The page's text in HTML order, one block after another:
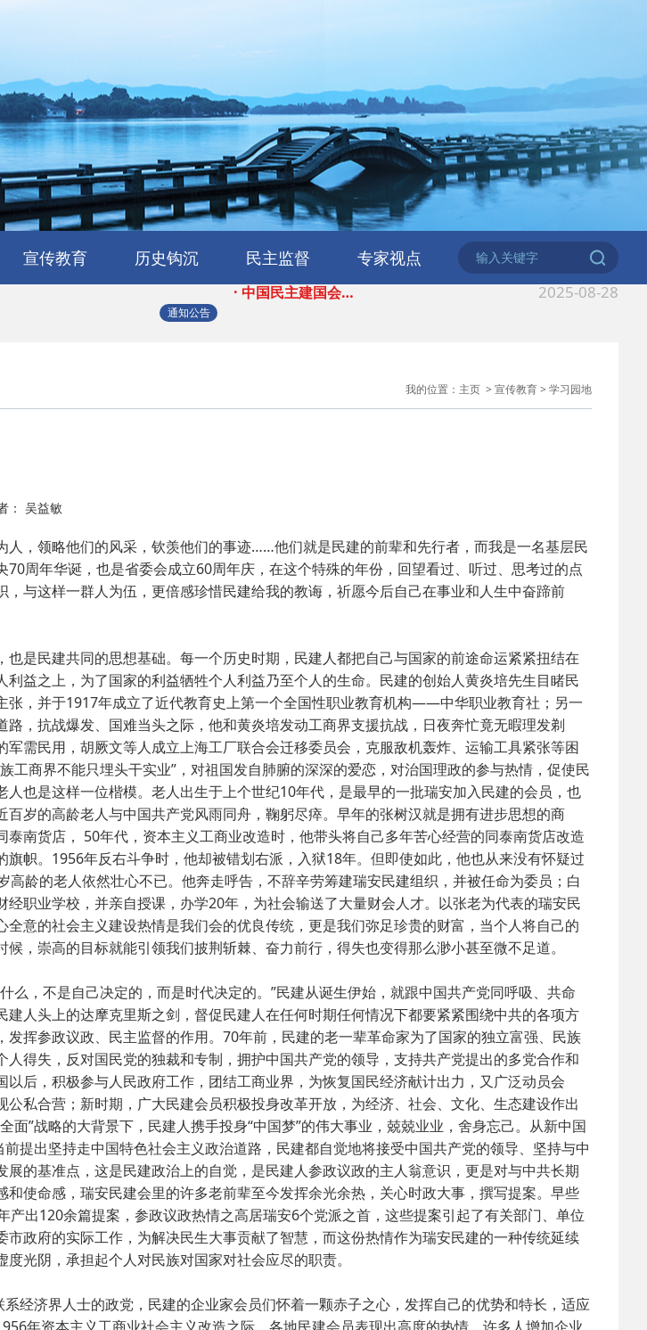
宣传教育 历史钩沉
浙江民建简史
人物传略
史海撷珠
浙江民建大事记
历史图库
民主监督 专家视点
通知公告
· 民建北仑六支部… 2026-06-18
· 中国民主建国会… 2026-02-25
· 中国民主建国会… 2025-08-28
· 民建北仑六支部… 2026-06-18
· 中国民主建国会… 2025-08-28
· 民主党派整体智… 2025-06-05
· 民建省委会民主… 2025-04-10
· 中国民主建国会… 2025-02-24
· 中国民主建国会… 2024-08-28
· 中国民主建国会… 2024-03-04
我的位置： 主页 > 宣传教育> 学习园地
： 吴益敏
，领略他们的风采，钦羡他们的事迹……他们就是民建的前辈和先行者，而我是一名基层民
70周年华诞，也是省委会成立60周年庆，在这个特殊的年份，回望看过、听过、思考过的点
，与这样一群人为伍，更倍感珍惜民建给我的教诲，祈愿今后自己在事业和人生中奋蹄前
是民建共同的思想基础。每一个历史时期，民建人都把自己与国家的前途命运紧紧扭结在
利益之上，为了国家的利益牺牲个人利益乃至个人的生命。民建的创始人黄炎培先生目睹民
张，并于1917年成立了近代教育史上第一个全国性职业教育机构——中华职业教育社；另一
，抗战爆发、国难当头之际，他和黄炎培发动工商界支援抗战，日夜奔忙竟无暇理发剃
需民用，胡厥文等人成立上海工厂联合会迁移委员会，克服敌机轰炸、运输工具紧张等困
工商界不能只埋头干实业”，对祖国发自肺腑的深深的爱恋，对治国理政的参与热情，促使民
人也是这样一位楷模。老人出生于上个世纪10年代，是最早的一批瑞安加入民建的会员，也
百岁的高龄老人与中国共产党风雨同舟，鞠躬尽瘁。早年的张树汉就是拥有进步思想的商
泰南货店， 50年代，资本主义工商业改造时，他带头将自己多年苦心经营的同泰南货店改造
旗帜。1956年反右斗争时，他却被错划右派，入狱18年。但即使如此，他也从来没有怀疑过
高龄的老人依然壮心不已。他奔走呼告，不辞辛劳筹建瑞安民建组织，并被任命为委员；白
职业学校，并亲自授课，办学20年，为社会输送了大量财会人才。以张老为代表的瑞安民
意的社会主义建设热情是我们会的优良传统，更是我们弥足珍贵的财富，当个人将自己的
，崇高的目标就能引领我们披荆斩棘、奋力前行，得失也变得那么渺小甚至微不足道。
么，不是自己决定的，而是时代决定的。”民建从诞生伊始，就跟中国共产党同呼吸、共命
建人头上的达摩克里斯之剑，督促民建人在任何时期任何情况下都要紧紧围绕中共的各项方
发挥参政议政、民主监督的作用。70年前，民建的老一辈革命家为了国家的独立富强、民族
人得失，反对国民党的独裁和专制，拥护中国共产党的领导，支持共产党提出的多党合作和
后，积极参与人民政府工作，团结工商业界，为恢复国民经济献计出力，又广泛动员会
公私合营；新时期，广大民建会员积极投身改革开放，为经济、社会、文化、生态建设作出
面”战略的大背景下，民建人携手投身“中国梦”的伟大事业，兢兢业业，舍身忘己。从新中国
前提出坚持走中国特色社会主义政治道路，民建都自觉地将接受中国共产党的领导、坚持与中
展的基准点，这是民建政治上的自觉，是民建人参政议政的主人翁意识，更是对与中共长期
和使命感，瑞安民建会里的许多老前辈至今发挥余光余热，关心时政大事，撰写提案。早些
产出120余篇提案，参政议政热情之高居瑞安6个党派之首，这些提案引起了有关部门、单位
市政府的实际工作，为解决民生大事贡献了智慧，而这份热情作为瑞安民建的一种传统延续
光阴，承担起个人对民族对国家对社会应尽的职责。
经济界人士的政党，民建的企业家会员们怀着一颗赤子之心，发挥自己的优势和特长，适应